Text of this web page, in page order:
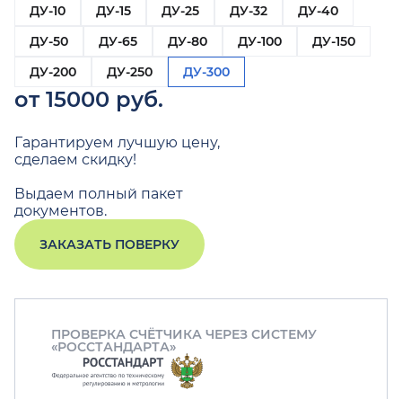
ДУ-10
ДУ-15 ДУ-25 ДУ-32
ДУ-40
ДУ-50
ДУ-65 ДУ-80 ДУ-100
ДУ-150
ДУ-200
ДУ-250 ДУ-300
от 15000 руб.
Гарантируем лучшую цену,
сделаем скидку!
Выдаем полный пакет
документов.
ЗАКАЗАТЬ ПОВЕРКУ
ПРОВЕРКА СЧЁТЧИКА ЧЕРЕЗ СИСТЕМУ
«РОССТАНДАРТА»